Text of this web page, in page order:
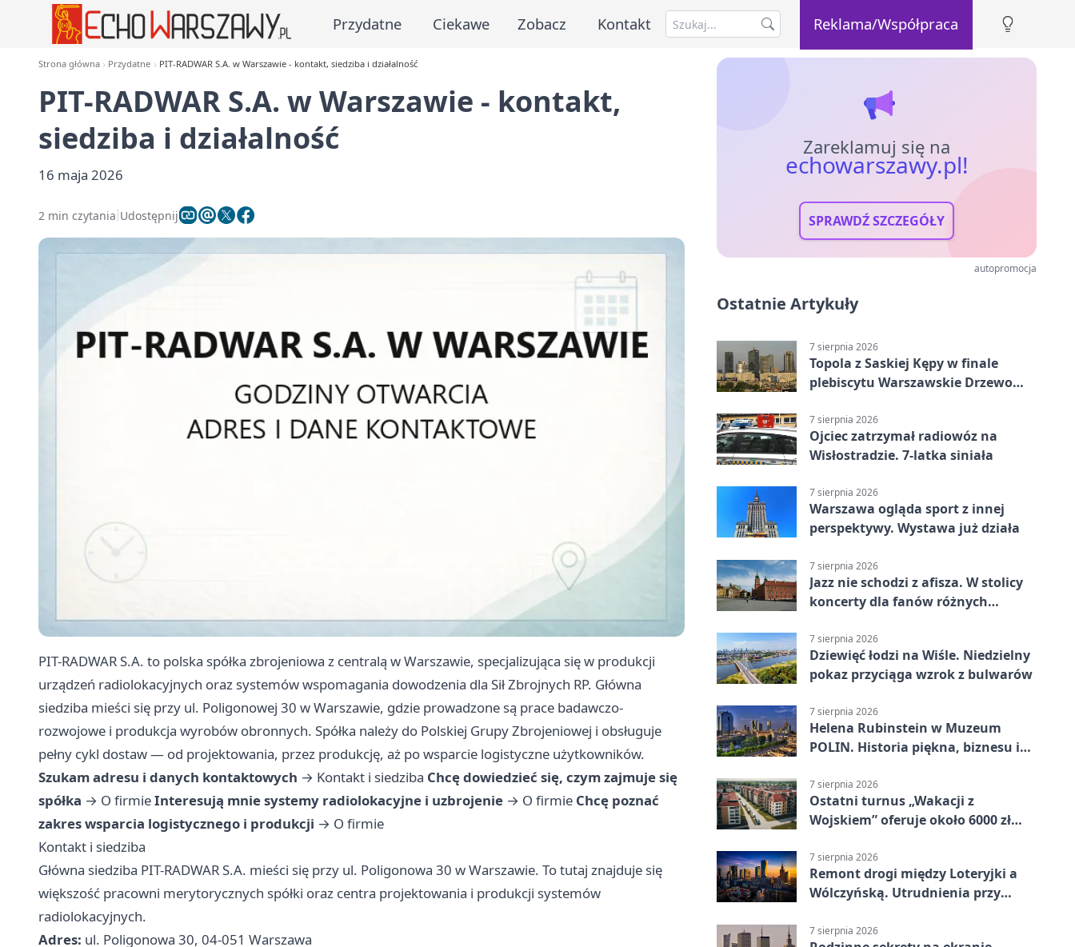
Przydatne Ciekawe Zobacz Kontakt Reklama/Współpraca
Strona główna Przydatne PIT-RADWAR S.A. w Warszawie - kontakt, siedziba i działalność
PIT-RADWAR S.A. w Warszawie - kontakt,
siedziba i działalność
16 maja 2026
2 min czytania Udostępnij
PIT-RADWAR S.A. to polska spółka zbrojeniowa z centralą w Warszawie, specjalizująca się w produkcji
urządzeń radiolokacyjnych oraz systemów wspomagania dowodzenia dla Sił Zbrojnych RP. Główna
siedziba mieści się przy ul. Poligonowej 30 w Warszawie, gdzie prowadzone są prace badawczo-
rozwojowe i produkcja wyrobów obronnych. Spółka należy do Polskiej Grupy Zbrojeniowej i obsługuje
pełny cykl dostaw — od projektowania, przez produkcję, aż po wsparcie logistyczne użytkowników.
Szukam adresu i danych kontaktowych → Kontakt i siedziba Chcę dowiedzieć się, czym zajmuje się
spółka → O firmieInteresują mnie systemy radiolokacyjne i uzbrojenie → O firmie Chcę poznać
zakres wsparcia logistycznego i produkcji → O firmie
Kontakt i siedziba
Główna siedziba PIT-RADWAR S.A. mieści się przy ul. Poligonowa 30 w Warszawie. To tutaj znajduje się
większość pracowni merytorycznych spółki oraz centra projektowania i produkcji systemów
radiolokacyjnych.
Adres: ul. Poligonowa 30, 04-051 Warszawa
Zareklamuj się na
echowarszawy.pl!
SPRAWDŹ SZCZEGÓŁY
autopromocja
Ostatnie Artykuły
7 sierpnia 2026
Topola z Saskiej Kępy w finale
plebiscytu Warszawskie Drzewo
7 sierpnia 2026
Ojciec zatrzymał radiowóz na
Wisłostradzie. 7-latka siniała
7 sierpnia 2026
Warszawa ogląda sport z innej
perspektywy. Wystawa już działa
7 sierpnia 2026
Jazz nie schodzi z afisza. W stolicy
koncerty dla fanów różnych
7 sierpnia 2026
Dziewięć łodzi na Wiśle. Niedzielny
pokaz przyciąga wzrok z bulwarów
7 sierpnia 2026
Helena Rubinstein w Muzeum
POLIN. Historia piękna, biznesu i
7 sierpnia 2026
Ostatni turnus „Wakacji z
Wojskiem” oferuje około 6000 zł
7 sierpnia 2026
Remont drogi między Loteryjki a
Wólczyńską. Utrudnienia przy
7 sierpnia 2026